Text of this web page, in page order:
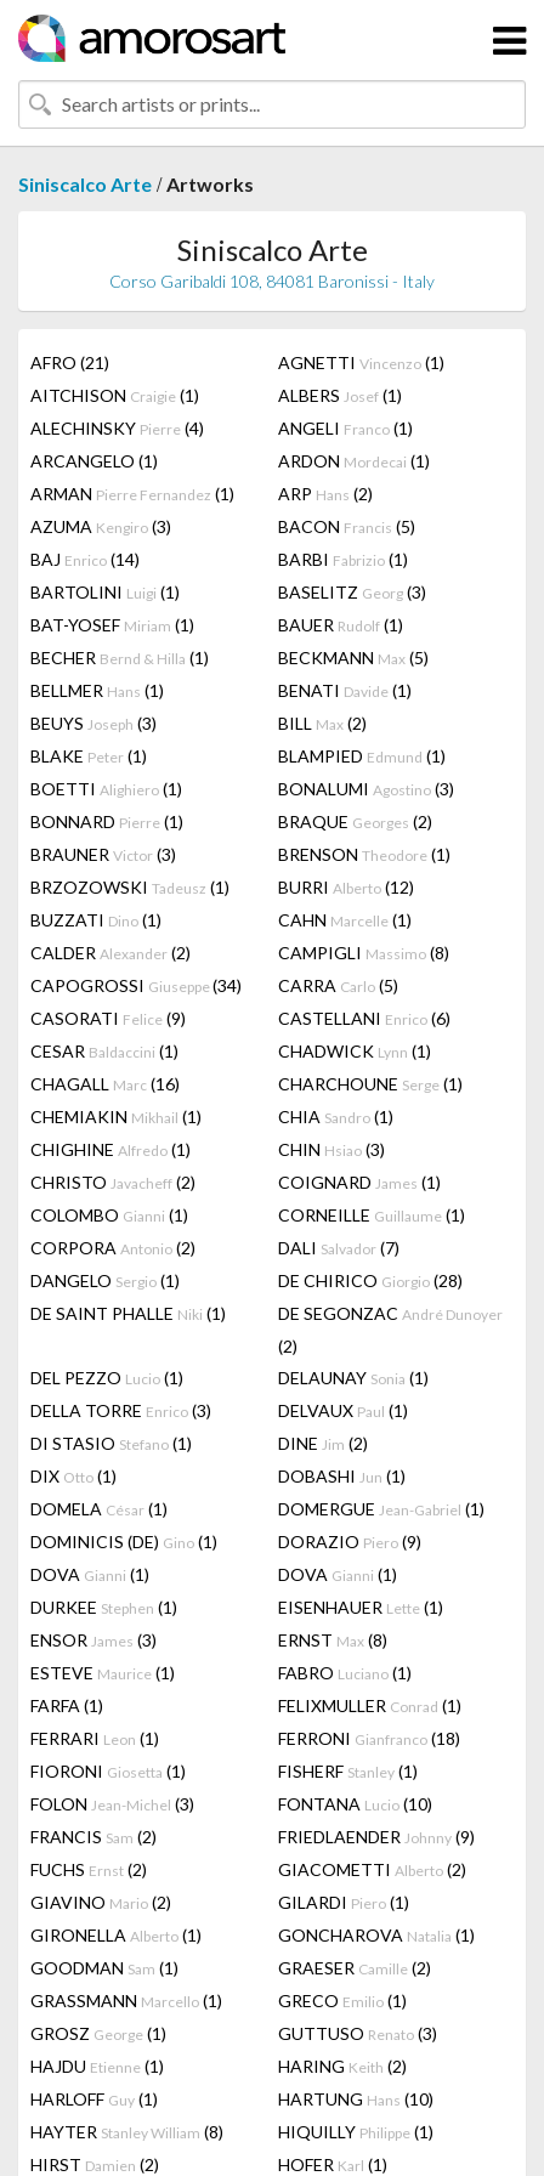
Siniscalco Arte /Artworks
Siniscalco Arte
Corso Garibaldi 108, 84081 Baronissi - Italy
AFRO (21) AGNETTI Vincenzo (1)
AITCHISON Craigie (1) ALBERS Josef (1)
ALECHINSKY Pierre (4) ANGELI Franco (1)
ARCANGELO (1) ARDON Mordecai (1)
ARMAN Pierre Fernandez (1) ARP Hans (2)
AZUMA Kengiro (3) BACON Francis (5)
BAJ Enrico (14) BARBI Fabrizio (1)
BARTOLINI Luigi (1) BASELITZ Georg (3)
BAT-YOSEF Miriam (1) BAUER Rudolf (1)
BECHER Bernd & Hilla (1) BECKMANN Max (5)
BELLMER Hans (1) BENATI Davide (1)
BEUYS Joseph (3) BILL Max (2)
BLAKE Peter (1) BLAMPIED Edmund (1)
BOETTI Alighiero (1) BONALUMI Agostino (3)
BONNARD Pierre (1) BRAQUE Georges (2)
BRAUNER Victor (3) BRENSON Theodore (1)
BRZOZOWSKI Tadeusz (1) BURRI Alberto (12)
BUZZATI Dino (1) CAHN Marcelle (1)
CALDER Alexander (2) CAMPIGLI Massimo (8)
CAPOGROSSI Giuseppe(34) CARRA Carlo (5)
CASORATI Felice (9) CASTELLANI Enrico (6)
CESAR Baldaccini (1) CHADWICK Lynn (1)
CHAGALL Marc (16) CHARCHOUNE Serge (1)
CHEMIAKIN Mikhail (1) CHIA Sandro (1)
CHIGHINE Alfredo (1) CHIN Hsiao (3)
CHRISTO Javacheff (2) COIGNARD James (1)
COLOMBO Gianni (1) CORNEILLE Guillaume (1)
CORPORA Antonio (2) DALI Salvador (7)
DANGELO Sergio (1) DE CHIRICO Giorgio (28)
DE SAINT PHALLE Niki (1) DE SEGONZAC André Dunoyer
(2)
DEL PEZZO Lucio (1) DELAUNAY Sonia (1)
DELLA TORRE Enrico (3) DELVAUX Paul (1)
DI STASIO Stefano (1) DINE Jim (2)
DIX Otto (1) DOBASHI Jun (1)
DOMELA César (1) DOMERGUE Jean-Gabriel (1)
DOMINICIS (DE) Gino (1) DORAZIO Piero (9)
DOVA Gianni (1) DOVA Gianni (1)
DURKEE Stephen (1) EISENHAUER Lette (1)
ENSOR James (3) ERNST Max (8)
ESTEVE Maurice (1) FABRO Luciano (1)
FARFA (1) FELIXMULLER Conrad (1)
FERRARI Leon (1) FERRONI Gianfranco (18)
FIORONI Giosetta (1) FISHERF Stanley (1)
FOLON Jean-Michel (3) FONTANA Lucio (10)
FRANCIS Sam (2) FRIEDLAENDER Johnny (9)
FUCHS Ernst (2) GIACOMETTI Alberto (2)
GIAVINO Mario (2) GILARDI Piero (1)
GIRONELLA Alberto (1) GONCHAROVA Natalia (1)
GOODMAN Sam (1) GRAESER Camille (2)
GRASSMANN Marcello (1) GRECO Emilio (1)
GROSZ George (1) GUTTUSO Renato (3)
HAJDU Etienne (1) HARING Keith (2)
HARLOFF Guy (1) HARTUNG Hans (10)
HAYTER Stanley William (8) HIQUILLY Philippe (1)
HIRST Damien (2) HOFER Karl (1)